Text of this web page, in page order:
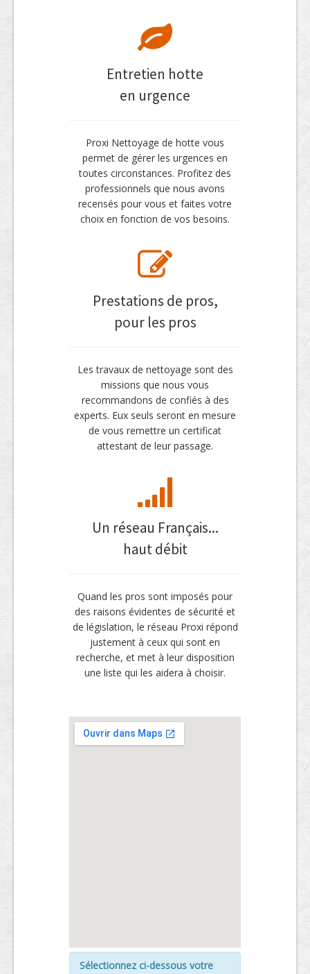
Entretien hotte
en urgence
Proxi Nettoyage de hotte vous
permet de gérer les urgences en
toutes circonstances. Profitez des
professionnels que nous avons
recensés pour vous et faites votre
choix en fonction de vos besoins.
Prestations de pros,
pour les pros
Les travaux de nettoyage sont des
missions que nous vous
recommandons de confiés à des
experts. Eux seuls seront en mesure
de vous remettre un certificat
attestant de leur passage.
Un réseau Français...
haut débit
Quand les pros sont imposés pour
des raisons évidentes de sécurité et
de législation, le réseau Proxi répond
justement à ceux qui sont en
recherche, et met à leur disposition
une liste qui les aidera à choisir.
Sélectionnez ci-dessous votre